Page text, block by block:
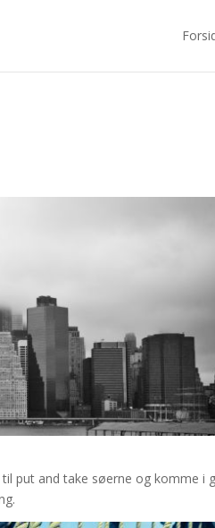
put and take søerne og komme i